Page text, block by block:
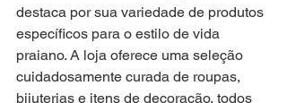
destaca por sua variedade de produtos
específicos para o estilo de vida
praiano. A loja oferece uma seleção
cuidadosamente curada de roupas,
bijuterias e itens de decoração, todos